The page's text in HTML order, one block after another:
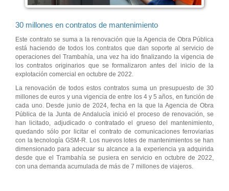
30 millones en contratos de mantenimiento
Este contrato se suma a la renovación que la Agencia de Obra Pública
está haciendo de todos los contratos que dan soporte al servicio de
operaciones del Trambahía, una vez ha ido finalizando la vigencia de
los contratos originarios que se formalizaron antes del inicio de la
explotación comercial en octubre de 2022.
La renovación de todos estos contratos suma un presupuesto de 30
millones de euros y una vigencia de entre los 4 y 5 años, en función de
cada uno. Desde junio de 2024, fecha en la que la Agencia de Obra
Pública de la Junta de Andalucía inició el proceso de renovación, se
han licitado, adjudicado o contratado el grueso del mantenimiento,
quedando sólo por licitar el contrato de comunicaciones ferroviarias
con la tecnología GSM-R. Los nuevos lotes de mantenimientos se han
dimensionado para adecuar su alcance a la experiencia ya adquirida
desde que el Trambahía se pusiera en servicio en octubre de 2022,
con una demanda acumulada de más de 7 millones de viajeros.